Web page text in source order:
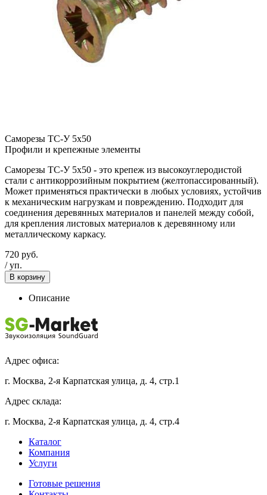
Саморезы ТС-У 5х50
Профили и крепежные элементы
Саморезы ТС-У 5х50 - это крепеж из высокоуглеродистой
стали с антикоррозийным покрытием (желтопассированный).
Может применяться практически в любых условиях, устойчив
к механическим нагрузкам и повреждению. Подходит для
соединения деревянных материалов и панелей между собой,
для крепления листовых материалов к деревянному или
металлическому каркасу.
720 руб.
/уп.
В корзину
Описание
Адрес офиса:
г. Москва, 2-я Карпатская улица, д. 4, стр.1
Адрес склада:
г. Москва, 2-я Карпатская улица, д. 4, стр.4
Каталог
Компания
Услуги
Готовые решения